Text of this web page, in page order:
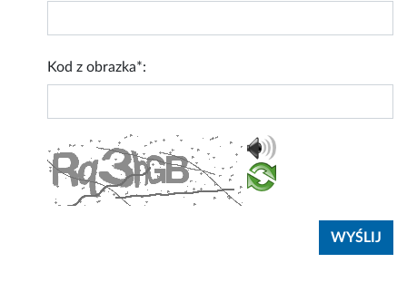
Kod z obrazka*: